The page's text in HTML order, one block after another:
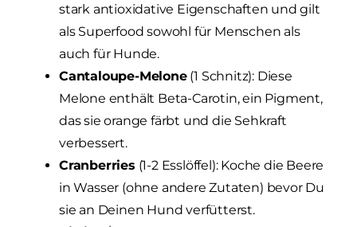
stark antioxidative Eigenschaften und gilt
als Superfood sowohl für Menschen als
auch für Hunde.
Cantaloupe-Melone(1 Schnitz): Diese
Melone enthält Beta-Carotin, ein Pigment,
das sie orange färbt und die Sehkraft
verbessert.
Cranberries (1-2 Esslöffel): Koche die Beere
in Wasser (ohne andere Zutaten) bevor Du
sie an Deinen Hund verfütterst.